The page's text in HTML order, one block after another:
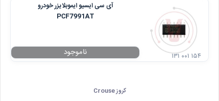
آی سی ایسیو ایموبلایزر خودرو
PCF7991AT
۱۳۱ ۰۰۱ ۱۵۴
کروز Crouse